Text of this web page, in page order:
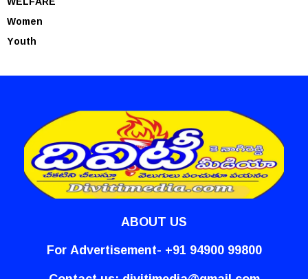
Women
Youth
ABOUT US
For Advertisement- +91 94900 99800